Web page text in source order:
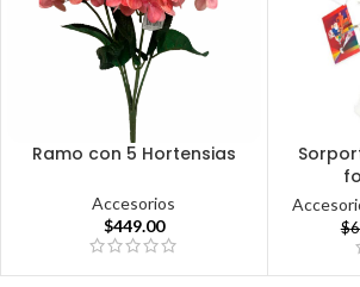
Ramo con 5 Hortensias
Accesorios
$449.00 $